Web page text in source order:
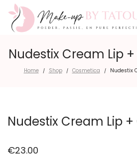
Nudestix Cream Lip
Home / Shop / Cosmetica / Nudestix
Nudestix Cream Lip
€23.00